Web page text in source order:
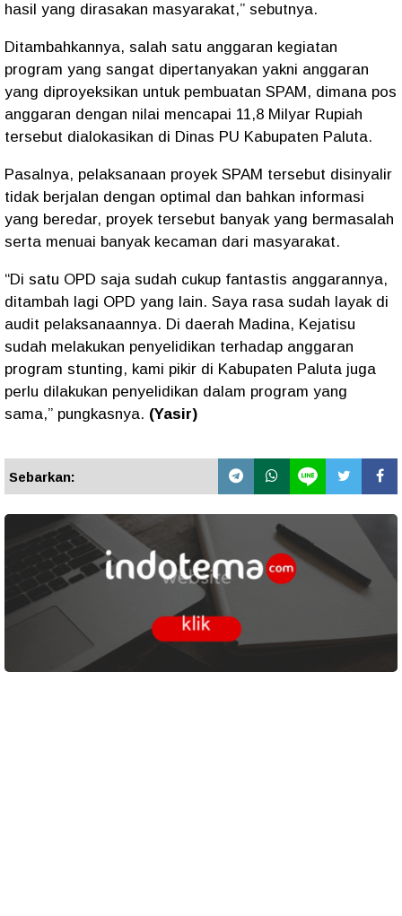
hasil yang dirasakan masyarakat,” sebutnya.
Ditambahkannya, salah satu anggaran kegiatan
program yang sangat dipertanyakan yakni anggaran
yang diproyeksikan untuk pembuatan SPAM, dimana pos
anggaran dengan nilai mencapai 11,8 Milyar Rupiah
tersebut dialokasikan di Dinas PU Kabupaten Paluta.
Pasalnya, pelaksanaan proyek SPAM tersebut disinyalir
tidak berjalan dengan optimal dan bahkan informasi
yang beredar, proyek tersebut banyak yang bermasalah
serta menuai banyak kecaman dari masyarakat.
“Di satu OPD saja sudah cukup fantastis anggarannya,
ditambah lagi OPD yang lain. Saya rasa sudah layak di
audit pelaksanaannya. Di daerah Madina, Kejatisu
sudah melakukan penyelidikan terhadap anggaran
program stunting, kami pikir di Kabupaten Paluta juga
perlu dilakukan penyelidikan dalam program yang
sama,” pungkasnya. (Yasir)
Sebarkan: